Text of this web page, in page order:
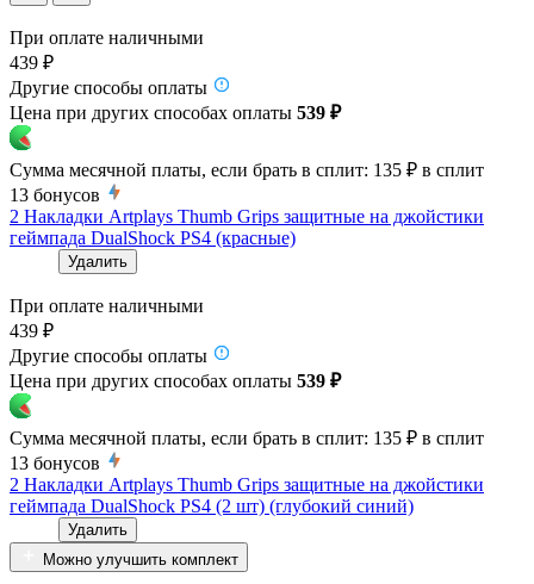
При оплате наличными
439 ₽
Другие способы оплаты
Цена при других способах оплаты 539 ₽
Сумма месячной платы, если брать в сплит: 135 ₽ в сплит
13 бонусов
2 Накладки Artplays Thumb Grips защитные на джойстики
геймпада DualShock PS4 (красные)
Удалить
При оплате наличными
439 ₽
Другие способы оплаты
Цена при других способах оплаты 539 ₽
Сумма месячной платы, если брать в сплит: 135 ₽ в сплит
13 бонусов
2 Накладки Artplays Thumb Grips защитные на джойстики
геймпада DualShock PS4 (2 шт) (глубокий синий)
Удалить
Можно улучшить комплект